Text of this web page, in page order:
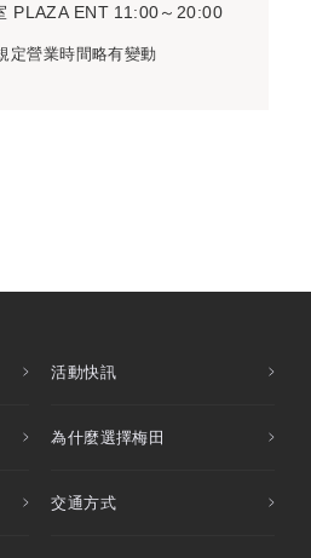
PLAZA ENT 11:00～20:00
定營業時間略有變動
活動快訊
為什麼選擇梅田
交通方式